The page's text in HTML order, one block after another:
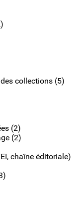
collections (5)
(2)
(2)
chaîne éditoriale)